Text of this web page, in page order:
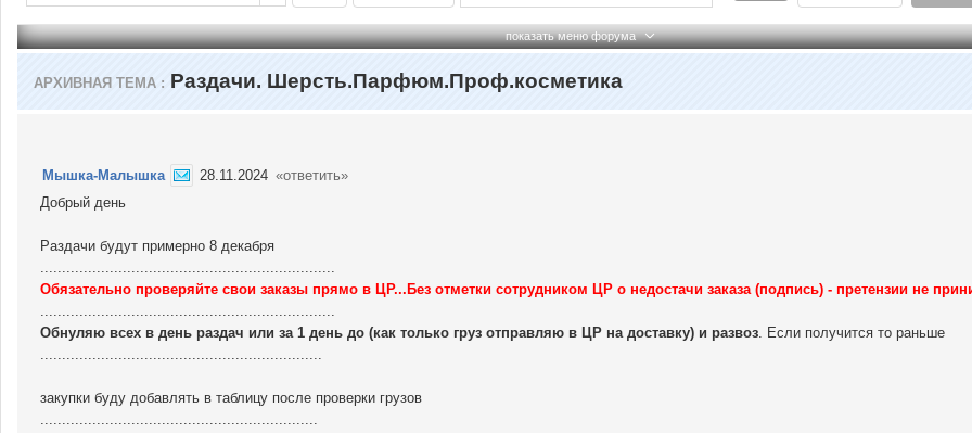
показать меню форума
АРХИВНАЯ ТЕМА Раздачи. Шерсть.Парфюм.Проф.косметика
Мышка-Малышка 28.11.2024 «ответить»
Добрый день
Раздачи будут примерно 8 декабря
....................................................................
Обязательно проверяйте свои заказы прямо в ЦР...Без отметки сотрудником ЦР о недостачи заказа (подпись) - претензии не
....................................................................
Обнуляю всех в день раздач или за 1 день до (как только груз отправляю в ЦР на доставку) и развоз. Если получится то раньше
.................................................................
закупки буду добавлять в таблицу после проверки грузов
................................................................